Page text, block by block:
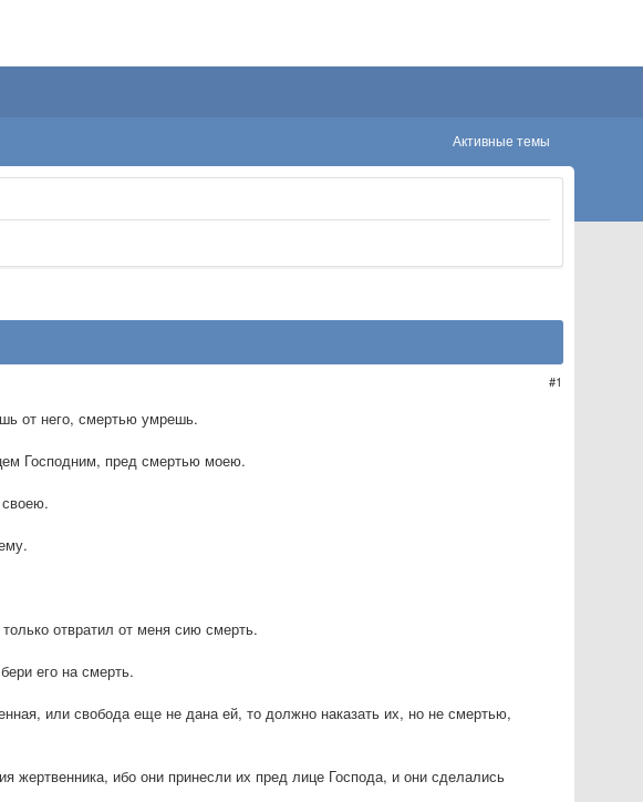
Активные темы
1
от него, смертью умрешь.
Господним, пред смертью моею.
отвратил от меня сию смерть.
его на смерть.
или свобода еще не дана ей, то должно наказать их, но не смертью,
жертвенника, ибо они принесли их пред лице Господа, и они сделались